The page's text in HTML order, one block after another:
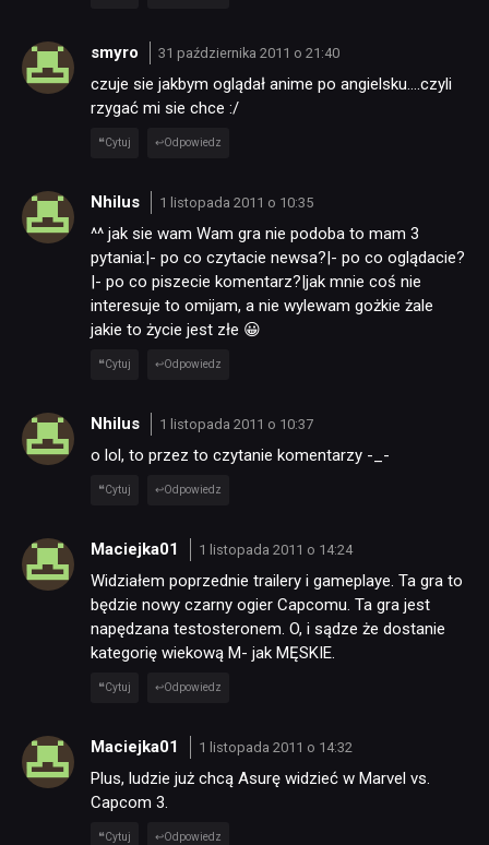
smyro 31 października 2011 o 21:40
czuje sie jakbym oglądał anime po angielsku….czyli
rzygać mi sie chce :/
Cytuj Odpowiedz
Nhilus 1 listopada 2011 o 10:35
^^ jak sie wam Wam gra nie podoba to mam 3
pytania:|- po co czytacie newsa?|- po co oglądacie?
|- po co piszecie komentarz?|jak mnie coś nie
interesuje to omijam, a nie wylewam gożkie żale
jakie to życie jest złe 😀
Cytuj Odpowiedz
Nhilus 1 listopada 2011 o 10:37
o lol, to przez to czytanie komentarzy -_-
Cytuj Odpowiedz
Maciejka01 1 listopada 2011 o 14:24
Widziałem poprzednie trailery i gameplaye. Ta gra to
będzie nowy czarny ogier Capcomu. Ta gra jest
napędzana testosteronem. O, i sądze że dostanie
kategorię wiekową M- jak MĘSKIE.
Cytuj Odpowiedz
Maciejka01 1 listopada 2011 o 14:32
Plus, ludzie już chcą Asurę widzieć w Marvel vs.
Capcom 3.
Cytuj Odpowiedz